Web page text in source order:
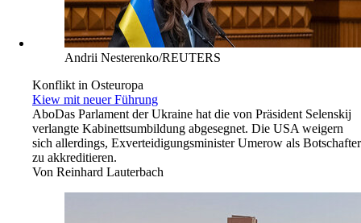
Andrii Nesterenko/REUTERS
Konflikt in Osteuropa
Kiew mit neuer Führung
AboDas Parlament der Ukraine hat die von Präsident Selenskij
verlangte Kabinettsumbildung abgesegnet. Die USA weigern
sich allerdings, Exverteidigungsminister Umerow als Botschafter
zu akkreditieren.
Von Reinhard Lauterbach